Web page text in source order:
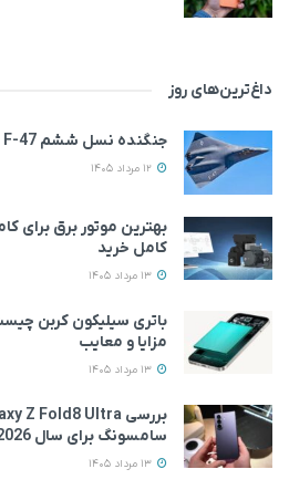
داغ‌ترین‌های روز
جنگنده نسل ششم F-47 در مسیر نخستین پرواز
بهترین موتور برق برای
کامل خرید
باتری سیلیکون کربن
مزایا و معایب
سامسونگ برای سال 2026